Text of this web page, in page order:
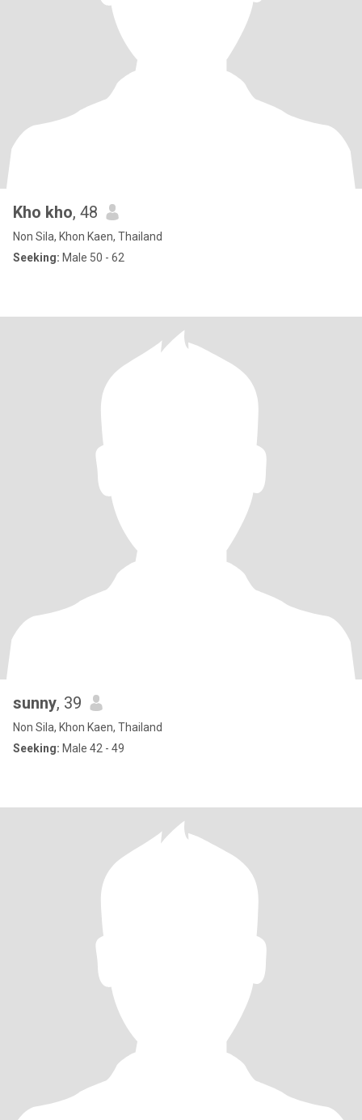
Kho kho, 48
Non Sila, Khon Kaen, Thailand
Seeking: Male 50 - 62
sunny, 39
Non Sila, Khon Kaen, Thailand
Seeking: Male 42 - 49